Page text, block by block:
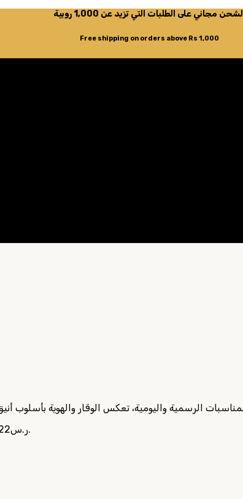
الشحن مجاني على الطلبات التي تزيد عن 1,000 روبية
Free shipping on orders above Rs 1,000
Current price is: 22ر.س.